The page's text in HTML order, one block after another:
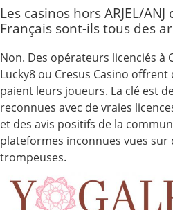
Les casinos hors ARJEL/
Français sont-ils tous des
Non. Des opérateurs licenciés à
Lucky8 ou Cresus Casino
paient leurs joueurs. La clé est
reconnues avec de vraies
et des avis positifs de la
plateformes inconnues vues sur
trompeuses.